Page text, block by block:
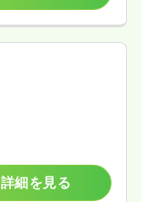
詳細を見る